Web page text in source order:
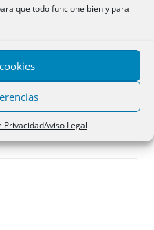
que todo funcione bien y para
PrivacidadAviso Legal
/ Brief outline
or limited
in a
PDF